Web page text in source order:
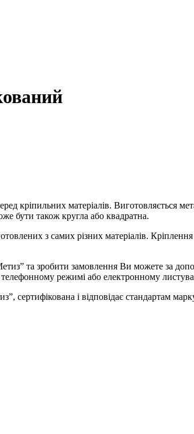
кріпильних матеріалів. Виготовляється
бути також кругла або квадратна.
з самих різних матеріалів.
та зробити замовлення Ви можете за
телефонному режимі або електронному
сертифікована і відповідає стандартам